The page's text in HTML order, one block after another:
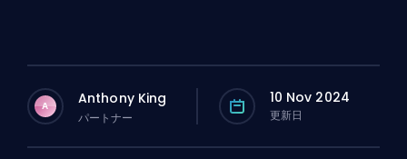
A Anthony King
パートナー
10 Nov 2024
更新日